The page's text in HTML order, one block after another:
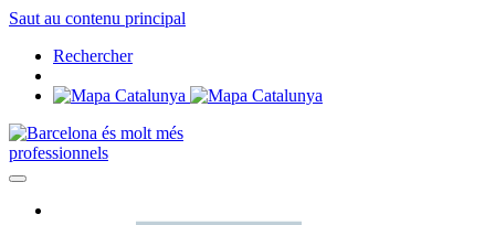
Saut au contenu principal
Rechercher
professionnels